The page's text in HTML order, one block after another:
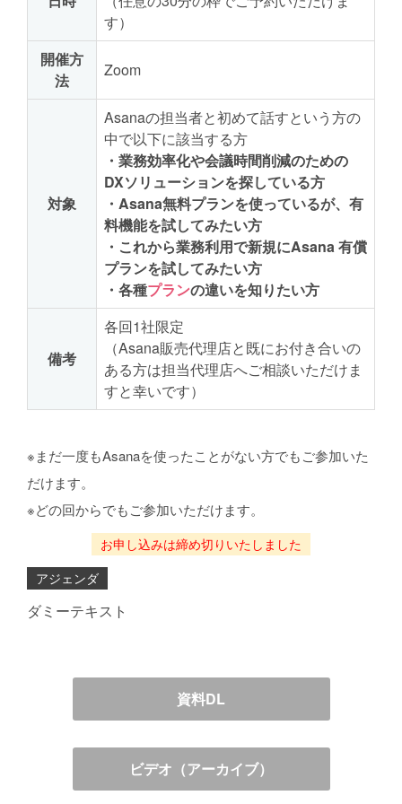
す）
開催方
法
Zoom
対象
Asanaの担当者と初めて話すという方の
中で以下に該当する方
・業務効率化や会議時間削減のための
DXソリューションを探している方
・Asana無料プランを使っているが、有
料機能を試してみたい方
・これから業務利用で新規にAsana 有償
プランを試してみたい方
・各種プランの違いを知りたい方
備考
各回1社限定
（Asana販売代理店と既にお付き合いの
ある方は担当代理店へご相談いただけま
すと幸いです）
※まだ一度もAsanaを使ったことがない方でもご参加いた
だけます。
※どの回からでもご参加いただけます。
お申し込みは締め切りいたしました
アジェンダ
ダミーテキスト
資料DL
ビデオ（アーカイブ）